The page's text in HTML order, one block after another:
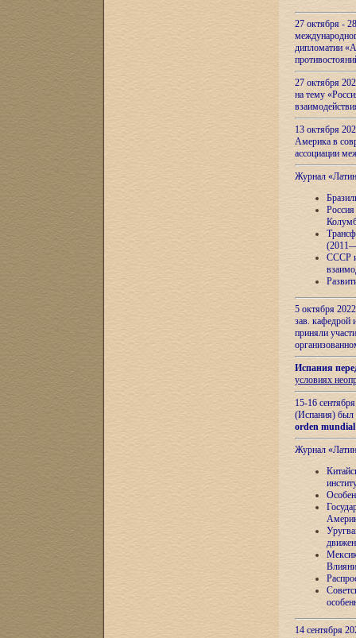
27 октября -
дипломатии
27 октября
на тему
13 октября
Америка в
ассоциации
Журнал
СССР и
5 октября
зав.
приняли
Испания
условиях
15-16
(Испания) был
orden
Журнал
14 сентября